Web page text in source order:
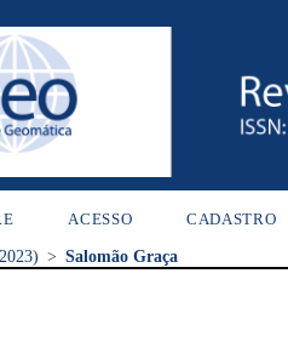
ACESSO CADASTRO
> Salomão Graça